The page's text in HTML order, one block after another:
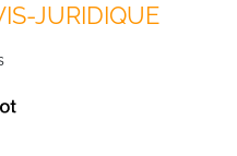
JURIDIQUE